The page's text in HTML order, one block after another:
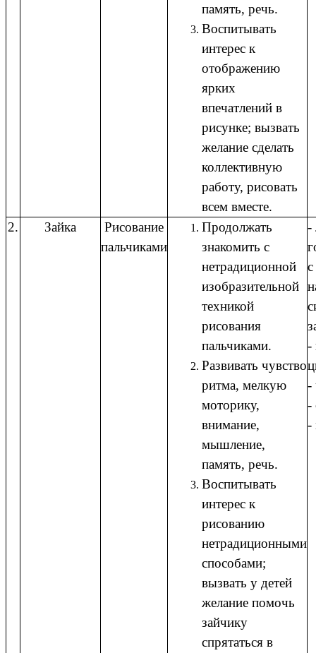
память, речь.
Воспитывать
интерес к
отображению
ярких
впечатлений в
рисунке; вызвать
желание сделать
коллективную
работу, рисовать
всем вместе.
2. Зайка
Рисование
пальчиками
Продолжать
знакомить с
нетрадиционной
изобразительной
техникой
рисования
пальчиками.
Развивать чувство
ритма, мелкую
моторику,
внимание,
мышление,
память, речь.
Воспитывать
интерес к
рисованию
нетрадиционными
способами;
вызвать у детей
желание помочь
зайчику
спрятаться в
-
с
-
-
-
-